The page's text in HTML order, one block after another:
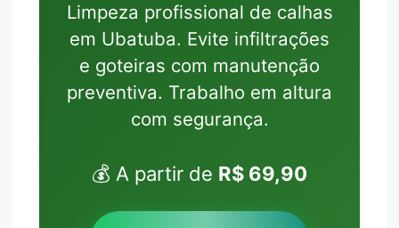
Limpeza profissional de calhas
em Ubatuba. Evite infiltrações
e goteiras com manutenção
preventiva. Trabalho em altura
com segurança.
💰 A partir de R$ 69,90